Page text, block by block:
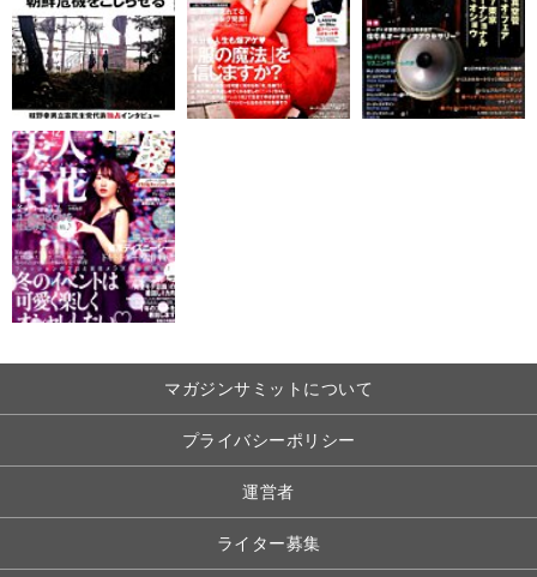
マガジンサミットについて
プライバシーポリシー
運営者
ライター募集